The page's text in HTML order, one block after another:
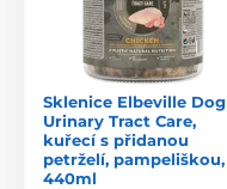
Sklenice Elbeville Dog
Urinary Tract Care,
kuřecí s přidanou
petrželí, pampeliškou,
440ml